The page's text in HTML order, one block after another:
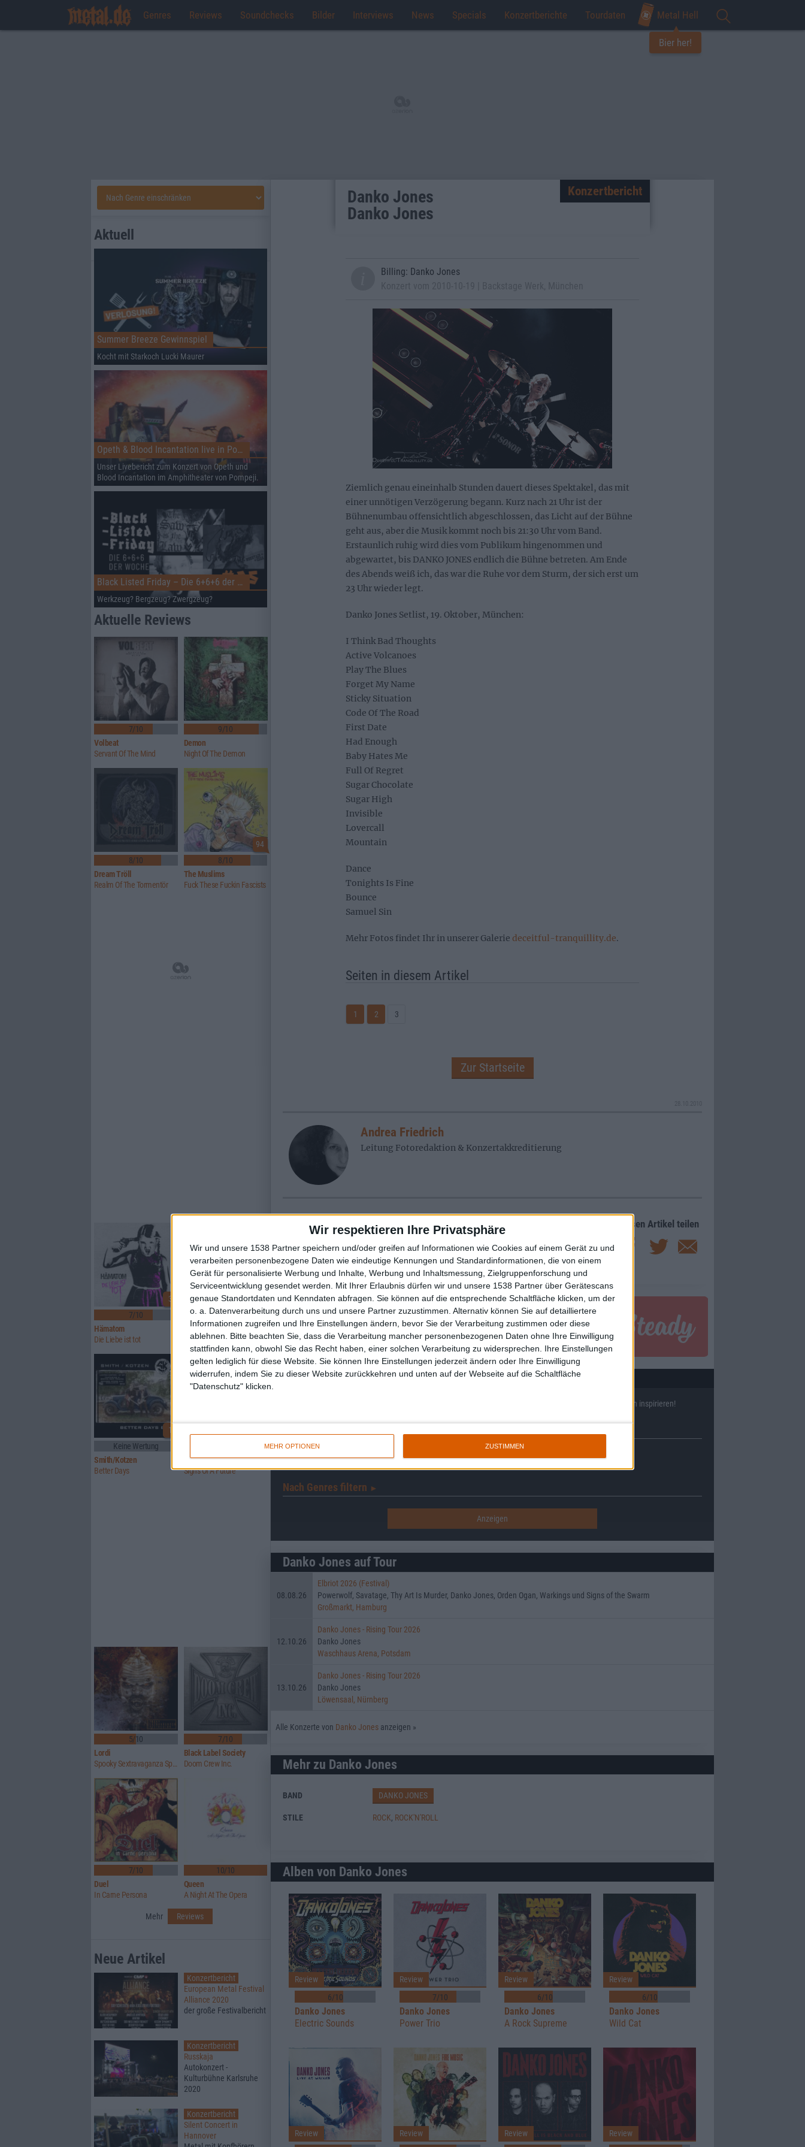
Wir respektieren Ihre Privatsphäre
Wir und unsere 1538 Partner speichern und/oder greifen auf Informationen wie Cookies auf einem Gerät zu und
verarbeiten personenbezogene Daten wie eindeutige Kennungen und Standardinformationen, die von einem
Gerät für personalisierte Werbung und Inhalte, Werbung und Inhaltsmessung, Zielgruppenforschung und
Serviceentwicklung gesendet werden.
Mit Ihrer Erlaubnis dürfen wir und unsere 1538 Partner über Gerätescans
genaue Standortdaten und Kenndaten abfragen. Sie können auf die entsprechende Schaltfläche klicken, um der
o. a. Datenverarbeitung durch uns und unsere Partner zuzustimmen. Alternativ können Sie auf detailliertere
Informationen zugreifen und Ihre Einstellungen ändern, bevor Sie der Verarbeitung zustimmen oder diese
ablehnen.
Bitte beachten Sie, dass die Verarbeitung mancher personenbezogenen Daten ohne Ihre Einwilligung
stattfinden kann, obwohl Sie das Recht haben, einer solchen Verarbeitung zu widersprechen. Ihre Einstellungen
gelten lediglich für diese Website. Sie können Ihre Einstellungen jederzeit ändern oder Ihre Einwilligung
widerrufen, indem Sie zu dieser Website zurückkehren und unten auf der Webseite auf die Schaltfläche
"Datenschutz" klicken.
MEHR OPTIONEN ZUSTIMMEN
Genres Reviews Soundchecks Bilder Interviews News Specials Konzertberichte Tourdaten Metal Hell
Bier her!
Danko Jones
Danko Jones
Konzertbericht
Billing: Danko Jones
Ziemlich genau eineinhalb Stunden dauert dieses Spektakel, das mit
einer unnötigen Verzögerung begann. Kurz nach 21 Uhr ist der
Bühnenumbau offensichtlich abgeschlossen, das Licht auf der Bühne
geht aus, aber die Musik kommt noch bis 21:30 Uhr vom Band.
Erstaunlich ruhig wird dies vom Publikum hingenommen und
abgewartet, bis DANKO JONES endlich die Bühne betreten. Am Ende
des Abends weiß ich, das war die Ruhe vor dem Sturm, der sich erst um
23 Uhr wieder legt.
Danko Jones Setlist, 19. Oktober, München:
I Think Bad Thoughts
Active Volcanoes
Play The Blues
Forget My Name
Sticky Situation
Code Of The Road
First Date
Had Enough
Baby Hates Me
Full Of Regret
Sugar Chocolate
Sugar High
Invisible
Lovercall
Mountain
Dance
Tonights Is Fine
Bounce
Samuel Sin
Mehr Fotos findet Ihr in unserer Galerie deceitful-tranquillity.de.
Seiten in diesem Artikel
1 2 3
Zur Startseite
Andrea Friedrich
Leitung Fotoredaktion & Konzertakkreditierung
Newsletter abonnieren Diesen Artikel teilen
Interessante Alben finden
Reviews und lass Dich inspirieren!
von bis Punkten
Nach Genres filtern ►︎
Danko Jones auf Tour
08.08.26
Elbriot 2026 (Festival)
Powerwolf, Savatage, Thy Art Is Murder, Danko Jones, Orden Ogan, Warkings und Signs of the Swarm
Großmarkt, Hamburg
12.10.26
Danko Jones - Rising Tour 2026
Danko Jones
Waschhaus Arena, Potsdam
13.10.26
Danko Jones - Rising Tour 2026
Danko Jones
Löwensaal, Nürnberg
Alle Konzerte von Danko Jones anzeigen »
Mehr zu Danko Jones
BAND DANKO JONES
STILE ROCK, ROCK'N'ROLL
Alben von Danko Jones
6/10
Review
Danko Jones
Electric Sounds
7/10
Review
Danko Jones
Power Trio
6/10
Review
Danko Jones
A Rock Supreme
6/10
Review
Danko Jones
Wild Cat
Review
Review
Review
Review
Aktuell
Summer Breeze Gewinnspiel
Kocht mit Starkoch Lucki Maurer
Opeth & Blood Incantation live in Pompeji
Unser Livebericht zum Konzert von Opeth und
Blood Incantation im Amphitheater von Pompeji.
Black Listed Friday – Die 6+6+6 der Woche
Werkzeug? Bergzeug? Zwergzeug?
Aktuelle Reviews
7/10
Volbeat
Servant Of The Mind
9/10
Demon
Night Of The Demon
8/10
Dream Tröll
Realm Of The Tormentör
94
8/10
The Muslims
Fuck These Fuckin Fascists
3
7/10
Hämatom
Die Liebe ist tot
6/10
Lynx
Watcher Of Skies
1
Keine Wertung
Smith/Kotzen
Better Days
Signs Of Truth
Signs Of A Future
5/10
Lordi
Spooky Sextravaganza Spectacular
7/10
Black Label Society
Doom Crew Inc.
7/10
Duel
In Carne Persona
10/10
Queen
A Night At The Opera
Mehr Reviews
Neue Artikel
Konzertbericht
European Metal Festival
Alliance 2020
der große Festivalbericht
Konzertbericht
Russkaja
Autokonzert -
Kulturbühne Karlsruhe
2020
Konzertbericht
Silent Concert in
Hannover